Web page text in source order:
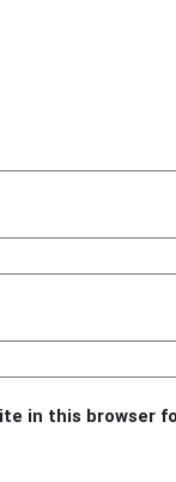
in this browser